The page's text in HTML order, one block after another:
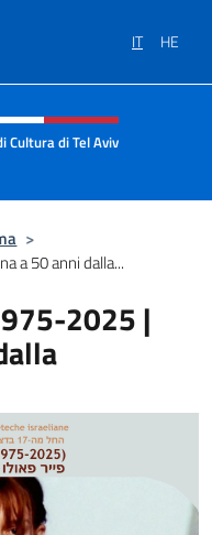
IT HE
e menù
di Tel Aviv
>
a 50 anni dalla...
2025 |